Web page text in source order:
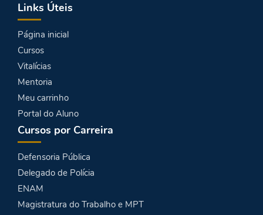
Links Úteis
Página inicial
Cursos
Vitalícias
Mentoria
Meu carrinho
Portal do Aluno
Cursos por Carreira
Defensoria Pública
Delegado de Polícia
ENAM
Magistratura do Trabalho e MPT